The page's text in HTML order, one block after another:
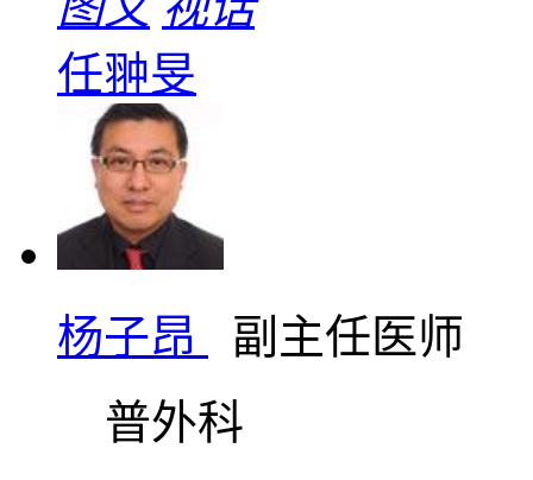
任翀旻
杨子昂
副主任医师
普外科